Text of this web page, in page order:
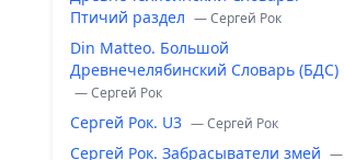
Птичий раздел — Сергей Рок
Din Matteo. Большой
Древнечелябинский Словарь (БДС)
— Сергей Рок
Сергей Рок. U3 — Сергей Рок
Сергей Рок. Забрасыватели змей —